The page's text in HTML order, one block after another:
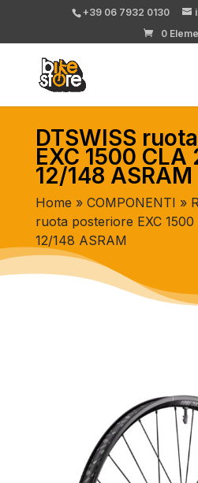
+39 06 7932 0130
0
DTSWISS
EXC 1500 CLA
12/148 ASRAM
Home » COMPONENTI »
ruota posteriore EXC
12/148 ASRAM